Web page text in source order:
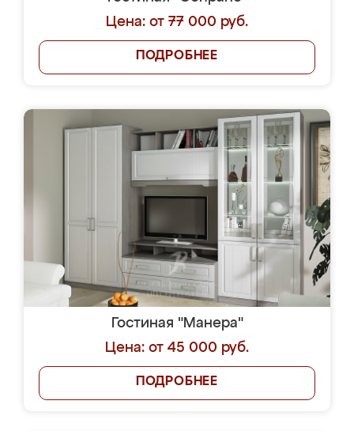
Цена: от 77 000 руб.
ПОДРОБНЕЕ
Гостиная "Манера"
Цена: от 45 000 руб.
ПОДРОБНЕЕ